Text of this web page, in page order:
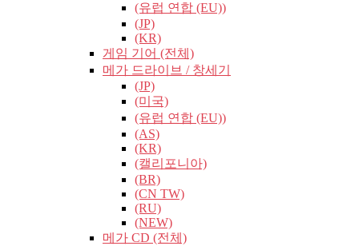
(유럽​​ 연합 (EU))
(JP)
(KR)
게임 기어 (전체)
메가 드라이브 / 창세기
(JP)
(미국)
(유럽​​ 연합 (EU))
(AS)
(KR)
(캘리포니아)
(BR)
(CN TW)
(RU)
(NEW)
메가 CD (전체)